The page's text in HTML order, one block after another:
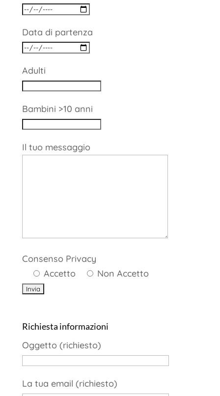
Data di partenza
Adulti
Bambini >10 anni
Il tuo messaggio
Consenso Privacy
Accetto
Non Accetto
Richiesta informazioni
Oggetto (richiesto)
La tua email (richiesto)